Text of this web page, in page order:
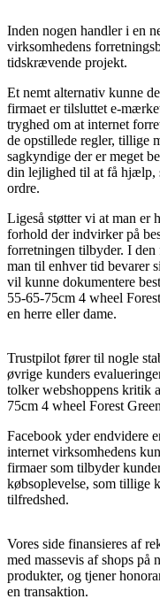
Inden nogen handler i en
virksomhedens
tidskrævende projekt.
Et nemt alternativ kunne
firmaet er tilsluttet e-
tryghed om at internet
de opstillede regler, tillige
sagkyndige der er meget
din lejlighed til at få hjælp,
ordre.
Ligeså støtter vi at man er
forhold der indvirker på
forretningen tilbyder. I den
man til enhver tid bevarer
vil kunne dokumentere
55-65-75cm 4 wheel
en herre eller dame.
Trustpilot fører til nogle
øvrige kunders
tolker webshoppens kritik
75cm 4 wheel Forest
Facebook yder endvidere
internet virksomhedens
firmaer som tilbyder
købsoplevelse, som tillige
tilfredshed.
Vores side finansieres af
med massevis af shops på
produkter, og tjener
en transaktion.